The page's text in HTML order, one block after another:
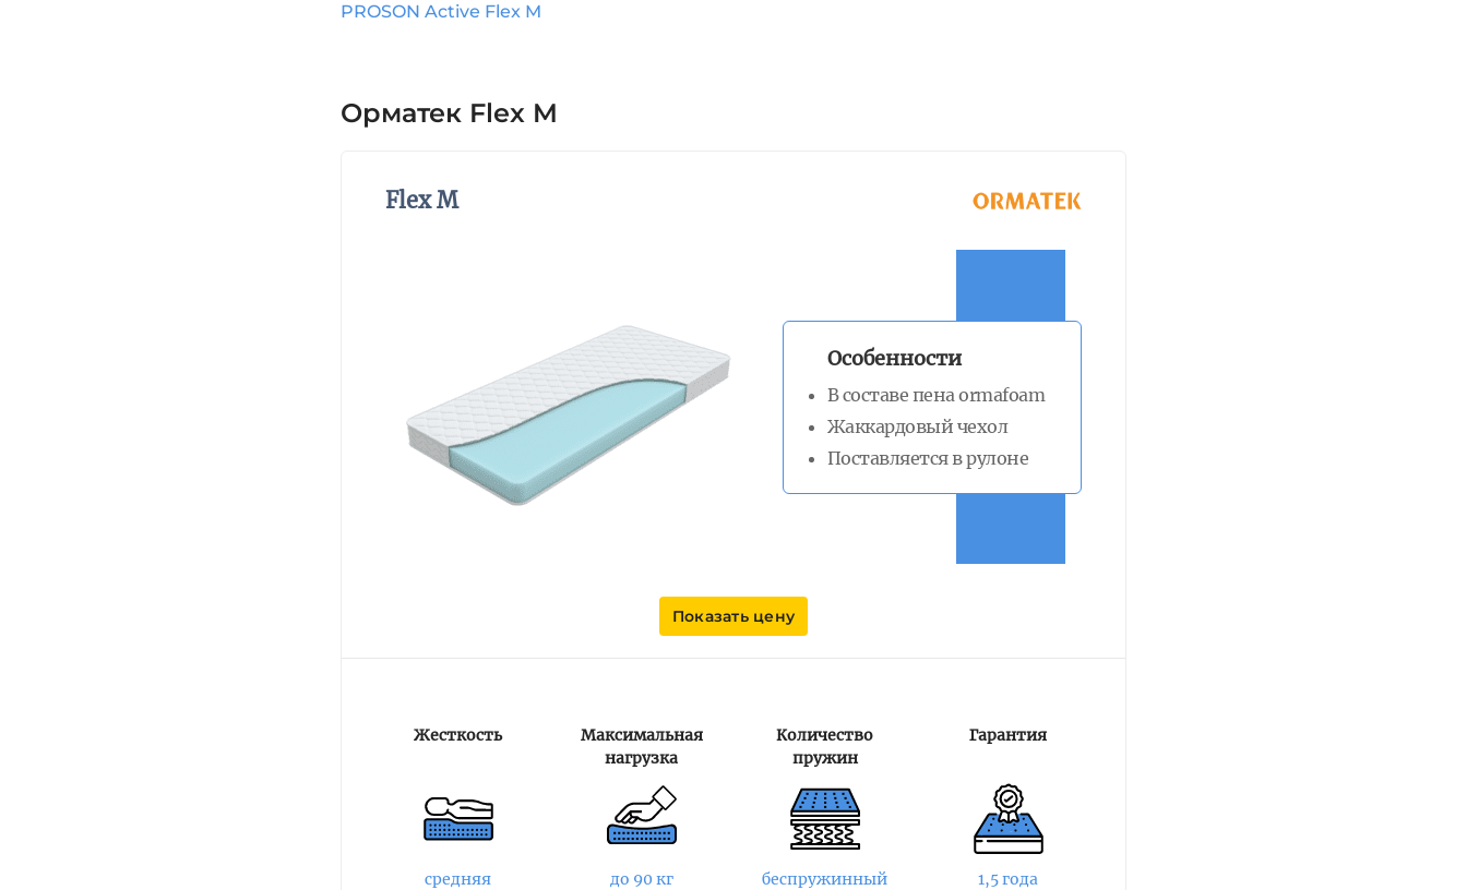
PROSON Active Flex M
Орматек Flex M
Flex M
Особенности
В составе пена ormafoam
Жаккардовый чехол
Поставляется в рулоне
Показать цену
Жесткость
средняя
Максимальная
нагрузка
до 90 кг
Количество
пружин
беспружинный
Гарантия
1,5 года